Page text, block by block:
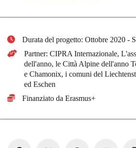
Durata del progetto: Ottobre 2020 -
Partner: CIPRA Internazionale,
dell'anno, le Città Alpine dell'anno
e Chamonix, i comuni del
ed Eschen
Finanziato da Erasmus+